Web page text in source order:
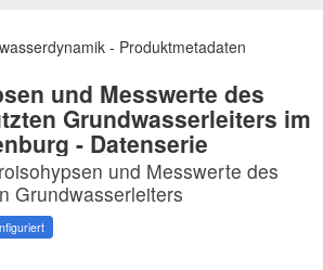
- Produktmetadaten
und Messwerte des
Grundwasserleiters im
- Datenserie
und Messwerte des
Grundwasserleiters